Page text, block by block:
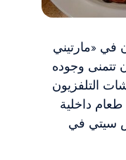
في «مارتيني
تتمنى وجوده
التلفزيون
داخلية
سيتي في